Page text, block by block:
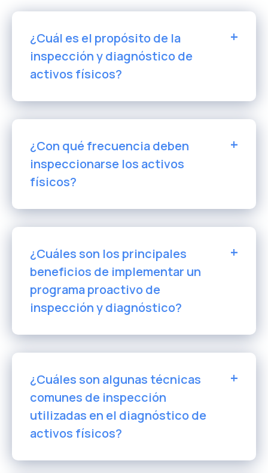
¿Cuál es el propósito de la
inspección y diagnóstico de
activos físicos?
¿Con qué frecuencia deben
inspeccionarse los activos
físicos?
¿Cuáles son los principales
beneficios de implementar un
programa proactivo de
inspección y diagnóstico?
¿Cuáles son algunas técnicas
comunes de inspección
utilizadas en el diagnóstico de
activos físicos?